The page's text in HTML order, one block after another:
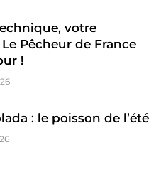
votre
Pêcheur de France
!
: le poisson de l’été